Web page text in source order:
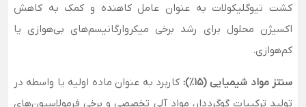
کشت تیوگلیکولات به عنوان عامل کاهنده و کمک به کاهش
اکسیژن محلول برای رشد برخی میکروارگانیسم‌های بی‌هوازی یا
کم‌هوازی.
سنتز مواد شیمیایی (۱۵٪):
کاربرد به عنوان ماده اولیه یا واسطه در
تولید ترکیبات گوگرددار، مواد آلی تخصصی و برخی فرمولاسیون‌های